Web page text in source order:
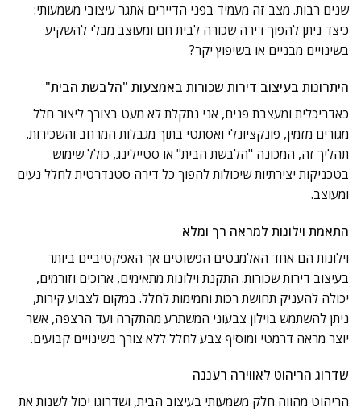
שנים רבות. מצב זה מעמיד בפני הדיירים אתגר עיצובי משמעותי:
כיצד ניתן להפוך דירה שכורה לבית חם ומעוצב מבלי להשקיע
בשינויים מבניים או בשיפוץ יקר?
היתרונות בעיצוב דירות שכורות באמצעות "הלבשת הבית"
כאדריכלית ומעצבת פנים, אני נתקלת לא מעט בצורך ליצור חלל
מגורים מזמין, פונקציונלי ואסתטי בתוך מגבלות המרחב והשכירות.
תהליך זה, המכונה "הלבשת הבית" או סטיילינג, כולל שימוש
בטכניקות יצירתיות שיכולות להפוך כל דירה סטנדרטית לחלל נעים
ומעוצב.
התאמת וילונות למראה רך ומלא
וילונות הם אחד האלמנטים הפשוטים אך האפקטיביים ביותר
בעיצוב דירות שכורות. התקנת וילונות מתאימים, ארוכים וזורמים,
יכולה להעניק תחושת רכות וחמימות לחלל. במקום לצבוע קירות,
ניתן להשתמש בוילון צבעוני המשתרע מהתקרה ועד הרצפה, אשר
יוצר מראה דרמטי ומוסיף צבע לחלל ללא צורך בשינויים קבועים.
שדרוג הריהוט לאווירה רעננה
הריהוט מהווה חלק משמעותי בעיצוב הבית, ושדרוגו יכול לשנות את